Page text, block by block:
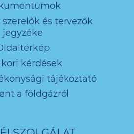
szerelők és tervezők
jegyzéke
kérdések
tájékoztató
a földgázról